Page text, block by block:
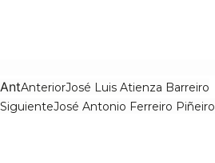
AntAnteriorJosé Luis Atienza Barreiro
SiguienteJosé Antonio Ferreiro Piñeiro